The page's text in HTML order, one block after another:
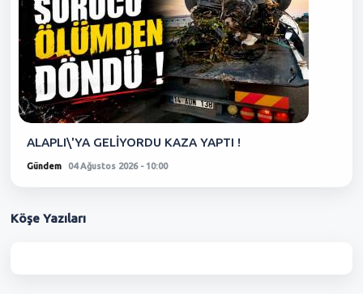
ALAPLI\'YA GELİYORDU KAZA YAPTI !
Gündem 04 Ağustos 2026 - 10:00
Köşe Yazıları